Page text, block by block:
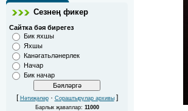
Сезнең фикер
Сайтка бәя бирегез
Бик яхшы
Яхшы
Канәгатьләнерлек
Начар
Бик начар
[ Нәтиҗәләр· Сораштырулар архивы]
Барлык җаваплар: 11000